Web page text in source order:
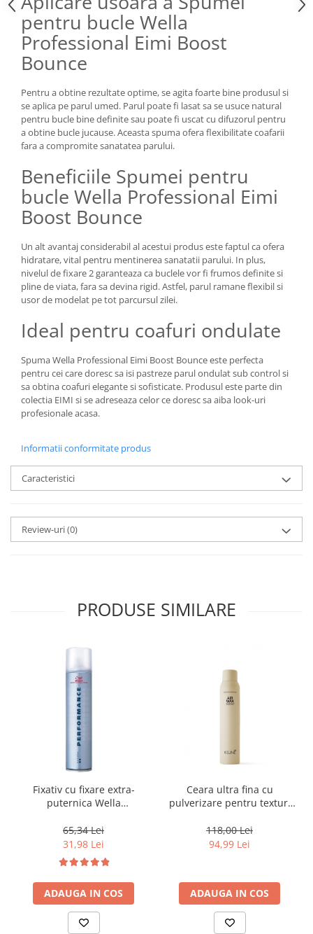
pentru bucle Wella
Professional Eimi Boost
Bounce
Pentru a obtine rezultate optime, se agita foarte bine produsul si
se aplica pe parul umed. Parul poate fi lasat sa se usuce natural
pentru bucle bine definite sau poate fi uscat cu difuzorul pentru
a obtine bucle jucause. Aceasta spuma ofera flexibilitate coafarii
fara a compromite sanatatea parului.
Beneficiile Spumei pentru
bucle Wella Professional Eimi
Boost Bounce
Un alt avantaj considerabil al acestui produs este faptul ca ofera
hidratare, vital pentru mentinerea sanatatii parului. In plus,
nivelul de fixare 2 garanteaza ca buclele vor fi frumos definite si
pline de viata, fara sa devina rigid. Astfel, parul ramane flexibil si
usor de modelat pe tot parcursul zilei.
Ideal pentru coafuri ondulate
Spuma Wella Professional Eimi Boost Bounce este perfecta
pentru cei care doresc sa isi pastreze parul ondulat sub control si
sa obtina coafuri elegante si sofisticate. Produsul este parte din
colectia EIMI si se adreseaza celor ce doresc sa aiba look-uri
profesionale acasa.
Informatii conformitate produs
Caracteristici
Review-uri(0)
PRODUSE SIMILARE
Fixativ cu fixare extra-
puternica Wella
500 ml
65,34 Lei
31,98 Lei
ADAUGA IN COS
Ceara ultra fina cu
pulverizare pentru texturi
Keune Style Air Wax, 200 ml
118,00 Lei
94,99 Lei
ADAUGA IN COS